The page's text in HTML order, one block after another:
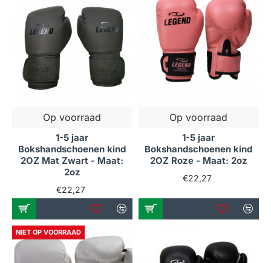
Op voorraad
1-5 jaar
Bokshandschoenen kind
2OZ Mat Zwart - Maat:
2oz
€22,27
Op voorraad
1-5 jaar
Bokshandschoenen kind
2OZ Roze - Maat: 2oz
€22,27
NIET OP VOORRAAD